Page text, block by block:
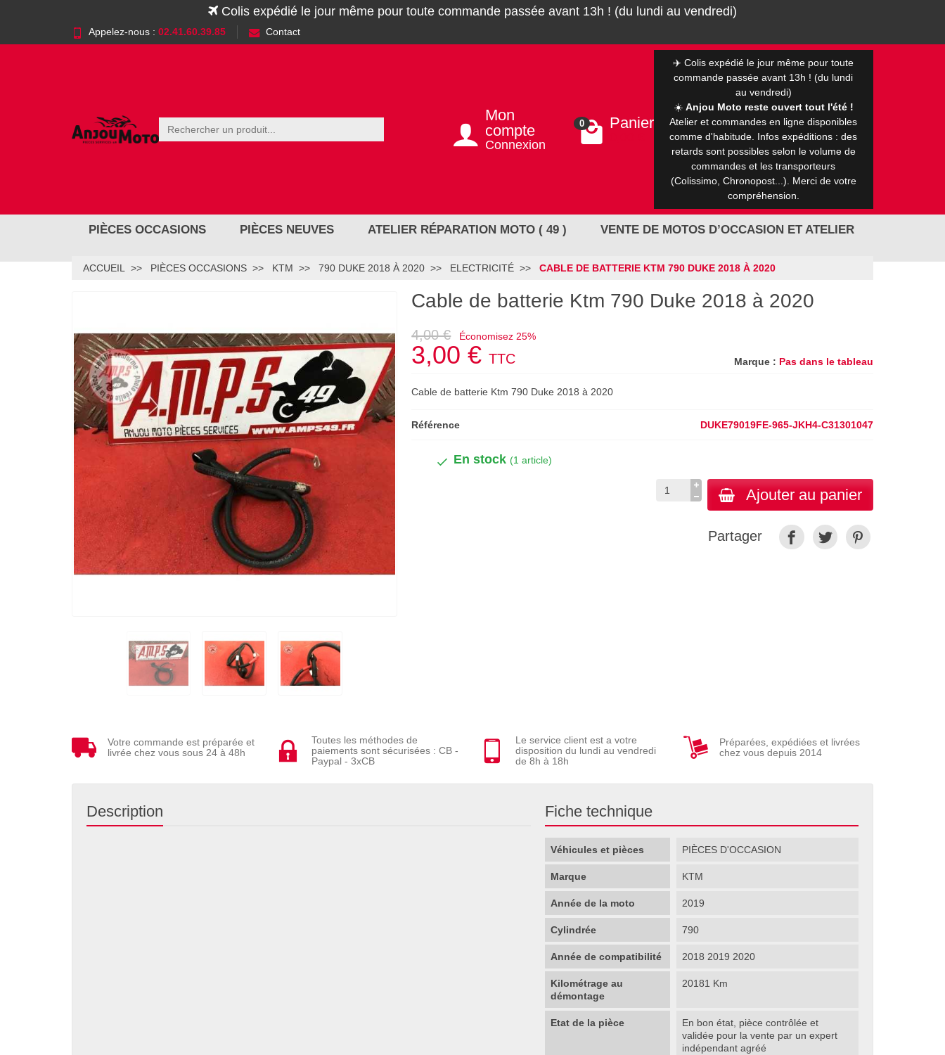
Colis expédié le jour même pour toute commande passée avant 13h ! (du lundi au vendredi)
Appelez-nous : 02.41.60.39.85 Contact
Mon
compte
Connexion
0 Panier
✈️ Colis expédié le jour même pour toute
commande passée avant 13h ! (du lundi
au vendredi)
☀️ Anjou Moto reste ouvert tout l'été !
Atelier et commandes en ligne disponibles
comme d'habitude. Infos expéditions : des
retards sont possibles selon le volume de
commandes et les transporteurs
(Colissimo, Chronopost...). Merci de votre
compréhension.
PIÈCES OCCASIONS PIÈCES NEUVES ATELIER RÉPARATION MOTO ( 49 ) VENTE DE MOTOS D’OCCASION ET ATELIER
ACCUEIL PIÈCES OCCASIONS KTM 790 DUKE 2018 À 2020 ELECTRICITÉ CABLE DE BATTERIE KTM 790 DUKE 2018 À 2020
Cable de batterie Ktm 790 Duke 2018 à 2020
Marque : Pas dans le tableau
4,00 € Économisez 25%
3,00 €TTC
Cable de batterie Ktm 790 Duke 2018 à 2020
Référence DUKE79019FE-965-JKH4-C31301047
En stock (1 article)
Ajouter au panier
Partager
Votre commande est préparée et
livrée chez vous sous 24 à 48h
Toutes les méthodes de
paiements sont sécurisées : CB -
Paypal - 3xCB
Le service client est a votre
disposition du lundi au vendredi
de 8h à 18h
Préparées, expédiées et livrées
chez vous depuis 2014
Description Fiche technique
Véhicules et pièces PIÈCES D'OCCASION
Marque KTM
Année de la moto 2019
Cylindrée 790
Année de compatibilité 2018 2019 2020
Kilométrage au
démontage
20181 Km
Etat de la pièce
En bon état, pièce contrôlée et
validée pour la vente par un expert
indépendant agréé